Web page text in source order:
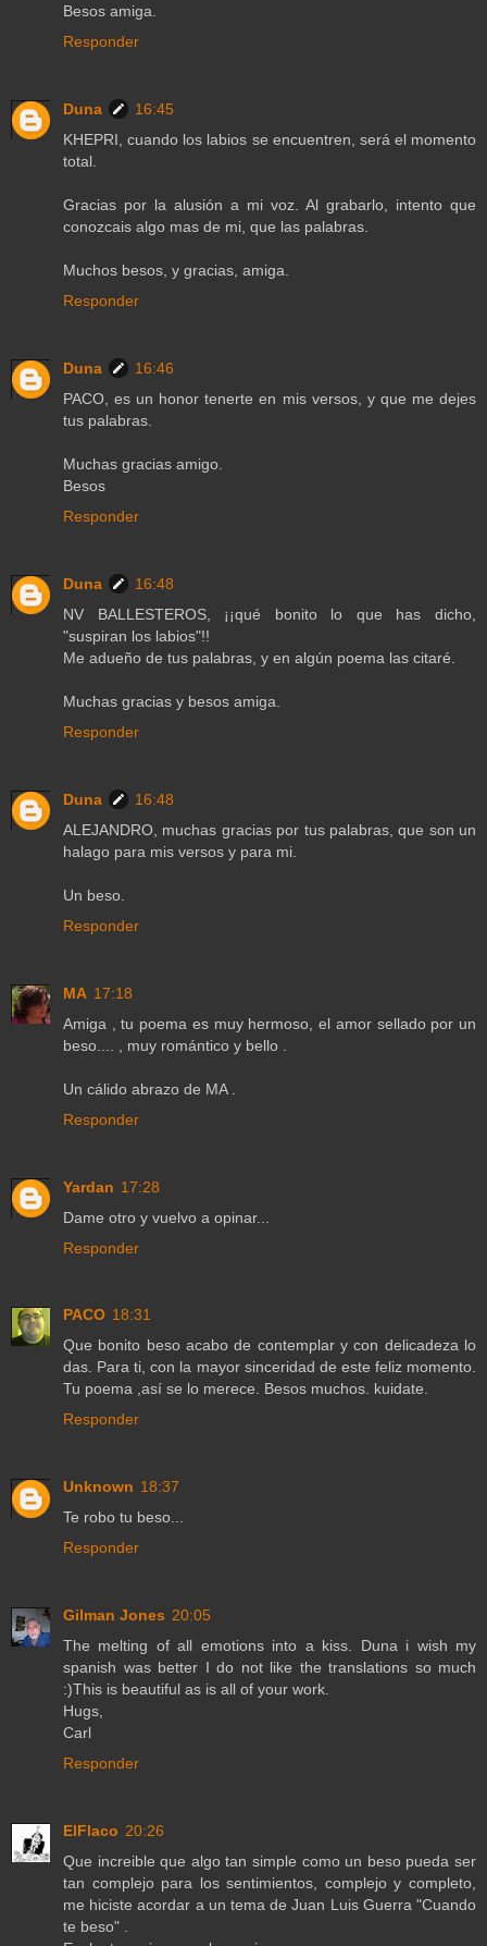
Besos amiga.
Responder
Duna
16:45
KHEPRI, cuando los labios se encuentren, será el momento
total.
Gracias por la alusión a mi voz. Al grabarlo, intento que
conozcais algo mas de mi, que las palabras.
Muchos besos, y gracias, amiga.
Responder
Duna
16:46
PACO, es un honor tenerte en mis versos, y que me dejes
tus palabras.
Muchas gracias amigo.
Besos
Responder
Duna
16:48
NV BALLESTEROS, ¡¡qué bonito lo que has dicho,
"suspiran los labios"!!
Me adueño de tus palabras, y en algún poema las citaré.
Muchas gracias y besos amiga.
Responder
Duna
16:48
ALEJANDRO, muchas gracias por tus palabras, que son un
halago para mis versos y para mi.
Un beso.
Responder
MA 17:18
Amiga , tu poema es muy hermoso, el amor sellado por un
beso.... , muy romántico y bello .
Un cálido abrazo de MA .
Responder
Yardan 17:28
Dame otro y vuelvo a opinar...
Responder
PACO 18:31
Que bonito beso acabo de contemplar y con delicadeza lo
das. Para ti, con la mayor sinceridad de este feliz momento.
Tu poema ,así se lo merece. Besos muchos. kuidate.
Responder
Unknown 18:37
Te robo tu beso...
Responder
Gilman Jones 20:05
The melting of all emotions into a kiss. Duna i wish my
spanish was better I do not like the translations so much
:)This is beautiful as is all of your work.
Hugs,
Carl
Responder
ElFlaco 20:26
Que increible que algo tan simple como un beso pueda ser
tan complejo para los sentimientos, complejo y completo,
me hiciste acordar a un tema de Juan Luis Guerra "Cuando
te beso" .